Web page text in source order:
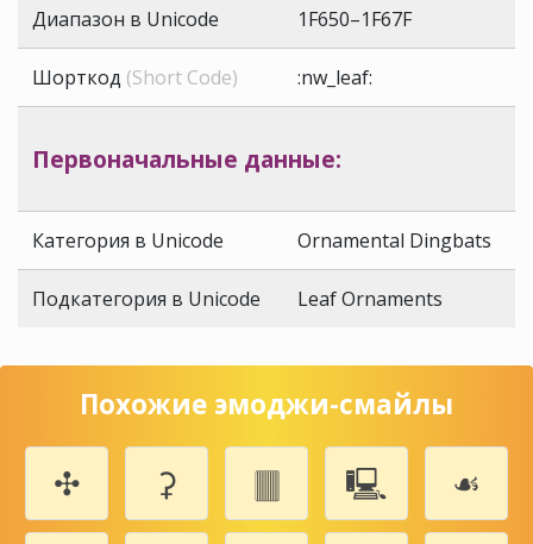
Диапазон в Unicode 1F650–1F67F
Шорткод (Short Code) :nw_leaf:
Первоначальные данные:
Категория в Unicode Ornamental Dingbats
Подкатегория в Unicode Leaf Ornaments
Похожие эмоджи-смайлы
✣ ⚳ 🀫 🖳
☙